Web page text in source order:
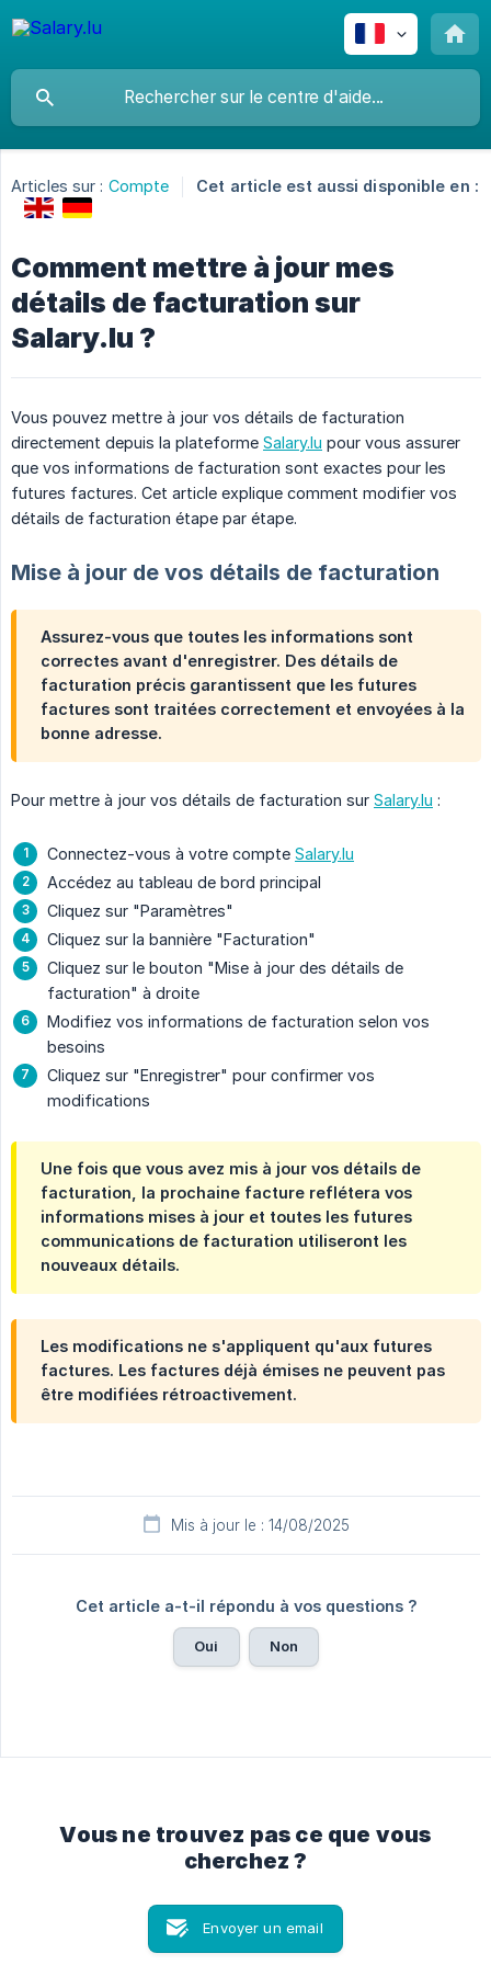
Articles sur : Compte Cet article est aussi disponible en :
Comment mettre à jour mes
détails de facturation sur
Salary.lu ?
Vous pouvez mettre à jour vos détails de facturation
directement depuis la plateforme Salary.lu pour vous assurer
que vos informations de facturation sont exactes pour les
futures factures. Cet article explique comment modifier vos
détails de facturation étape par étape.
Mise à jour de vos détails de facturation
Assurez-vous que toutes les informations sont
correctes avant d'enregistrer. Des détails de
facturation précis garantissent que les futures
factures sont traitées correctement et envoyées à la
bonne adresse.
Pour mettre à jour vos détails de facturation sur Salary.lu :
Connectez-vous à votre compte Salary.lu
Accédez au tableau de bord principal
Cliquez sur "Paramètres"
Cliquez sur la bannière "Facturation"
Cliquez sur le bouton "Mise à jour des détails de
facturation" à droite
Modifiez vos informations de facturation selon vos
besoins
Cliquez sur "Enregistrer" pour confirmer vos
modifications
Une fois que vous avez mis à jour vos détails de
facturation, la prochaine facture reflétera vos
informations mises à jour et toutes les futures
communications de facturation utiliseront les
nouveaux détails.
Les modifications ne s'appliquent qu'aux futures
factures. Les factures déjà émises ne peuvent pas
être modifiées rétroactivement.
Mis à jour le : 14/08/2025
Cet article a-t-il répondu à vos questions ?
Oui Non
Vous ne trouvez pas ce que vous
cherchez ?
Envoyer un email